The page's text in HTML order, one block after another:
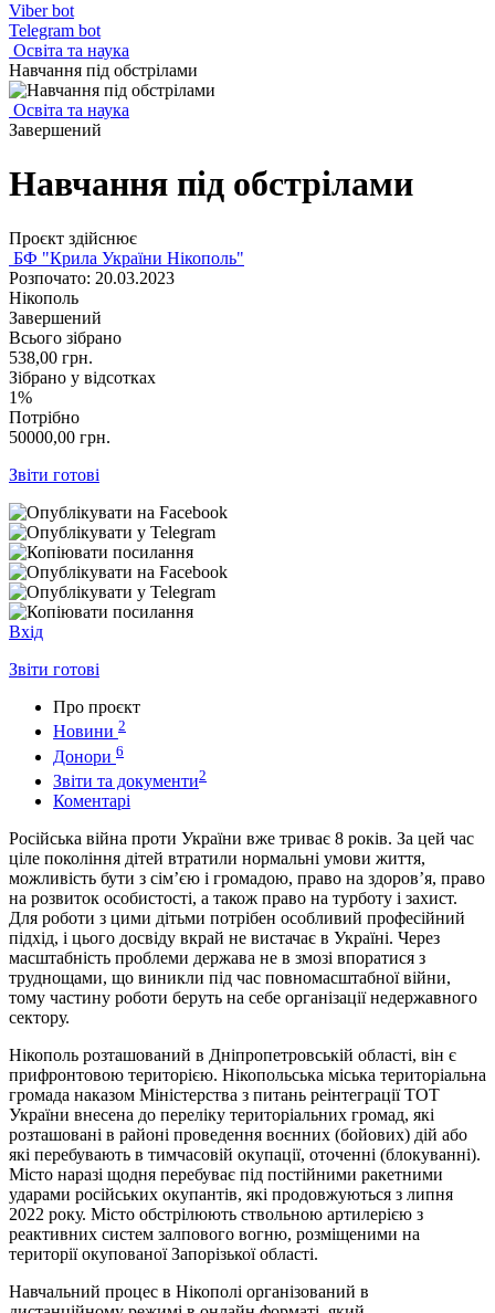
Viber bot
Telegram bot
Освіта та наука
Навчання під обстрілами
Освіта та наука
Завершений
Навчання під обстрілами
Проєкт здійснює
БФ "Крила України Нікополь"
Розпочато: 20.03.2023
Нікополь
Завершений
Всього зібрано
538,00 грн.
Зібрано у відсотках
1%
Потрібно
50000,00 грн.
Звіти готові
Вхід
Звіти готові
Про проєкт
Новини 2
Донори 6
Звіти та документи2
Коментарі
Російська війна проти України вже триває 8 років. За цей час
ціле покоління дітей втратили нормальні умови життя,
можливість бути з сім’єю і громадою, право на здоров’я, право
на розвиток особистості, а також право на турботу і захист.
Для роботи з цими дітьми потрібен особливий професійний
підхід, і цього досвіду вкрай не вистачає в Україні. Через
масштабність проблеми держава не в змозі впоратися з
труднощами, що виникли під час повномасштабної війни,
тому частину роботи беруть на себе організації недержавного
сектору.
Нікополь розташований в Дніпропетровській області, він є
прифронтовою територією. Нікопольська міська територіальна
громада наказом Міністерства з питань реінтеграції ТОТ
України внесена до переліку територіальних громад, які
розташовані в районі проведення воєнних (бойових) дій або
які перебувають в тимчасовій окупації, оточенні (блокуванні).
Місто наразі щодня перебуває під постійними ракетними
ударами російських окупантів, які продовжуються з липня
2022 року. Місто обстрілюють ствольною артилерією з
реактивних систем залпового вогню, розміщеними на
території окупованої Запорізької області.
Навчальний процес в Нікополі організований в